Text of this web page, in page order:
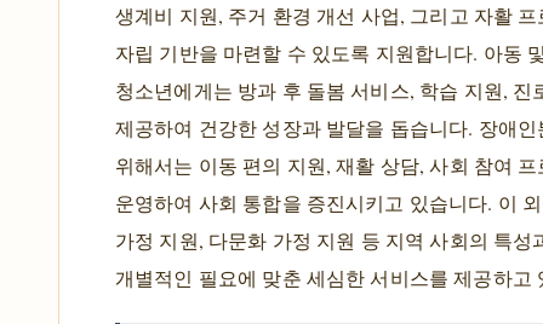
생계비 지원, 주거 환경 개선 사업, 그리고 자활
자립 기반을 마련할 수 있도록 지원합니다. 아동
청소년에게는 방과 후 돌봄 서비스, 학습 지원, 진
제공하여 건강한 성장과 발달을 돕습니다. 장애인
위해서는 이동 편의 지원, 재활 상담, 사회 참여
운영하여 사회 통합을 증진시키고 있습니다. 이
가정 지원, 다문화 가정 지원 등 지역 사회의 특성
개별적인 필요에 맞춘 세심한 서비스를 제공하고